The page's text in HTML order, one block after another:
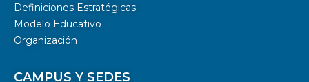
Definiciones Estratégicas
Modelo Educativo
Organización
CAMPUS Y SEDES